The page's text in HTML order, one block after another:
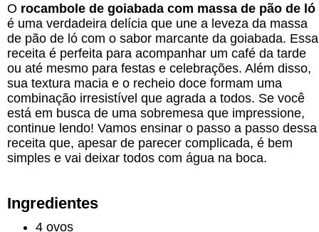
O rocambole de goiabada com massa de pão de ló
é uma verdadeira delícia que une a leveza da massa
de pão de ló com o sabor marcante da goiabada. Essa
receita é perfeita para acompanhar um café da tarde
ou até mesmo para festas e celebrações. Além disso,
sua textura macia e o recheio doce formam uma
combinação irresistível que agrada a todos. Se você
está em busca de uma sobremesa que impressione,
continue lendo! Vamos ensinar o passo a passo dessa
receita que, apesar de parecer complicada, é bem
simples e vai deixar todos com água na boca.
Ingredientes
4 ovos